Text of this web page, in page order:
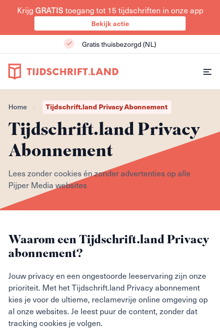
Krijg GRATIStoegang tot 15 tijdschriften in onze app
Bekijk actie
Gratis thuisbezorgd (NL)
Home Tijdschrift.land Privacy Abonnement
Tijdschrift.land Privacy
Abonnement
Lees zonder cookies én zonder advertenties op alle
Pijper Media websites
Waarom een Tijdschrift.land Privacy
abonnement?
Jouw privacy en een ongestoorde leeservaring zijn onze
prioriteit. Met het Tijdschrift.land Privacy abonnement
kies je voor de ultieme, reclamevrije online omgeving op
al onze websites. Je leest puur de content, zonder dat
tracking cookies je volgen.